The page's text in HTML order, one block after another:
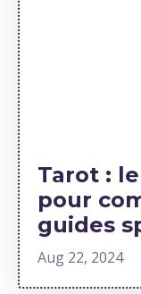
Tarot :
pour
guides
Aug 22, 2024